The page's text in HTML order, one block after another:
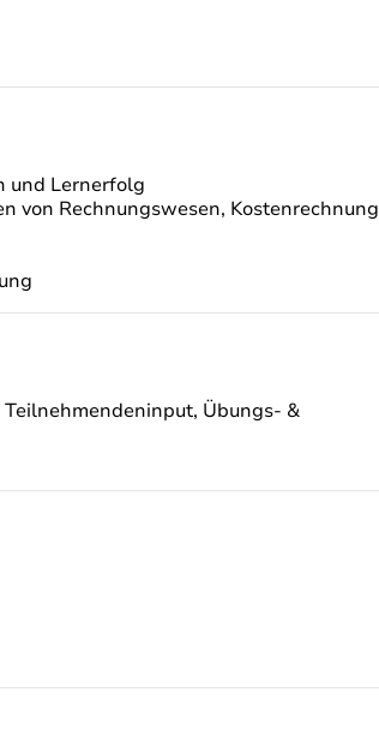
und Lernerfolg
von Rechnungswesen, Kostenrechnung
Übungs- &